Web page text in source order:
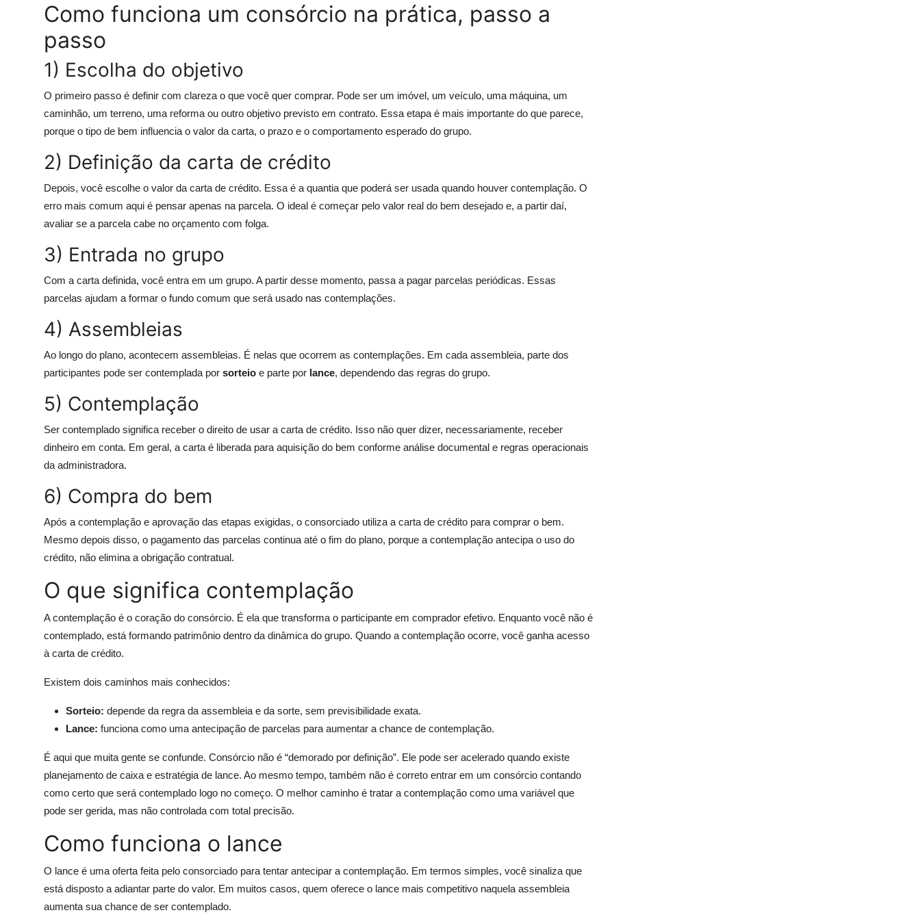
Como funciona um consórcio na prática, passo a
passo
1) Escolha do objetivo
O primeiro passo é definir com clareza o que você quer comprar. Pode ser um imóvel, um veículo, uma máquina, um
caminhão, um terreno, uma reforma ou outro objetivo previsto em contrato. Essa etapa é mais importante do que parece,
porque o tipo de bem influencia o valor da carta, o prazo e o comportamento esperado do grupo.
2) Definição da carta de crédito
Depois, você escolhe o valor da carta de crédito. Essa é a quantia que poderá ser usada quando houver contemplação. O
erro mais comum aqui é pensar apenas na parcela. O ideal é começar pelo valor real do bem desejado e, a partir daí,
avaliar se a parcela cabe no orçamento com folga.
3) Entrada no grupo
Com a carta definida, você entra em um grupo. A partir desse momento, passa a pagar parcelas periódicas. Essas
parcelas ajudam a formar o fundo comum que será usado nas contemplações.
4) Assembleias
Ao longo do plano, acontecem assembleias. É nelas que ocorrem as contemplações. Em cada assembleia, parte dos
participantes pode ser contemplada por sorteio e parte por lance, dependendo das regras do grupo.
5) Contemplação
Ser contemplado significa receber o direito de usar a carta de crédito. Isso não quer dizer, necessariamente, receber
dinheiro em conta. Em geral, a carta é liberada para aquisição do bem conforme análise documental e regras operacionais
da administradora.
6) Compra do bem
Após a contemplação e aprovação das etapas exigidas, o consorciado utiliza a carta de crédito para comprar o bem.
Mesmo depois disso, o pagamento das parcelas continua até o fim do plano, porque a contemplação antecipa o uso do
crédito, não elimina a obrigação contratual.
O que significa contemplação
A contemplação é o coração do consórcio. É ela que transforma o participante em comprador efetivo. Enquanto você não é
contemplado, está formando patrimônio dentro da dinâmica do grupo. Quando a contemplação ocorre, você ganha acesso
à carta de crédito.
Existem dois caminhos mais conhecidos:
Sorteio: depende da regra da assembleia e da sorte, sem previsibilidade exata.
Lance: funciona como uma antecipação de parcelas para aumentar a chance de contemplação.
É aqui que muita gente se confunde. Consórcio não é “demorado por definição”. Ele pode ser acelerado quando existe
planejamento de caixa e estratégia de lance. Ao mesmo tempo, também não é correto entrar em um consórcio contando
como certo que será contemplado logo no começo. O melhor caminho é tratar a contemplação como uma variável que
pode ser gerida, mas não controlada com total precisão.
Como funciona o lance
O lance é uma oferta feita pelo consorciado para tentar antecipar a contemplação. Em termos simples, você sinaliza que
está disposto a adiantar parte do valor. Em muitos casos, quem oferece o lance mais competitivo naquela assembleia
aumenta sua chance de ser contemplado.